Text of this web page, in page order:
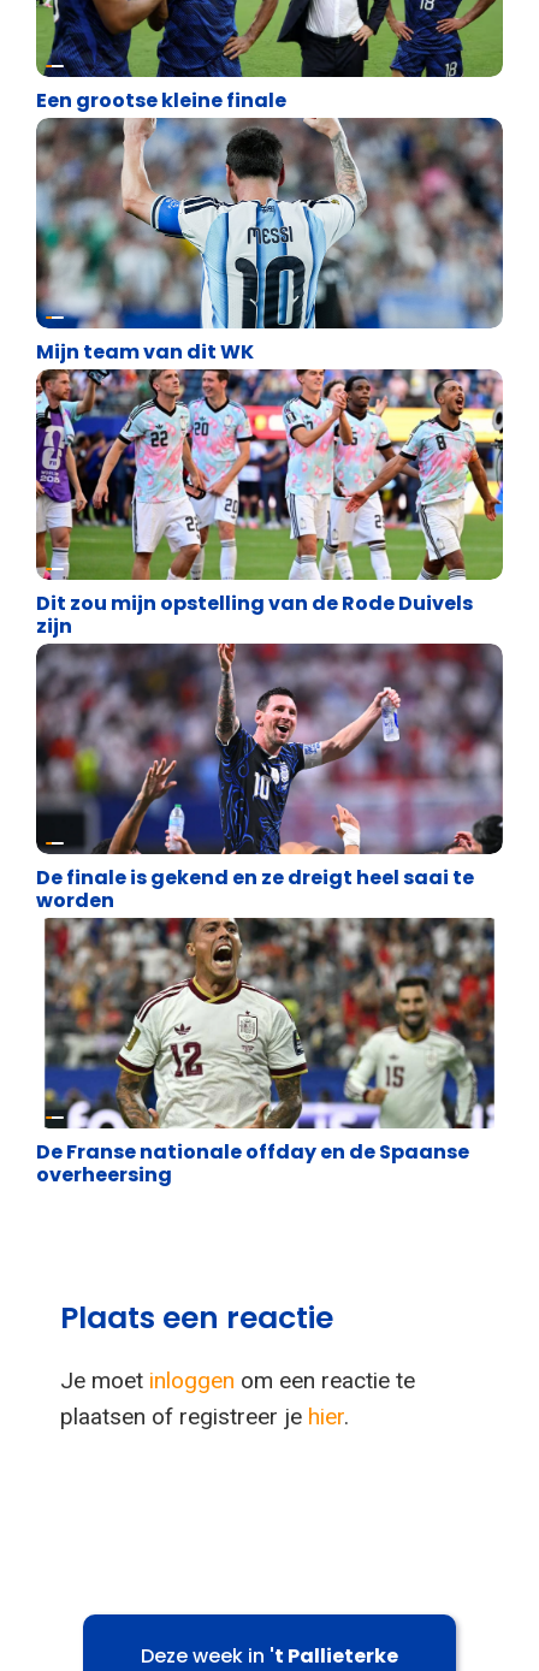
Lifestyle
Een grootse kleine finale
Lifestyle
Mijn team van dit WK
Lifestyle
Dit zou mijn opstelling van de Rode Duivels
zijn
Lifestyle
De finale is gekend en ze dreigt heel saai te
worden
Lifestyle
De Franse nationale offday en de Spaanse
overheersing
Plaats een reactie
Je moet inloggen om een reactie te
plaatsen of registreer je hier.
Deze week in 't Pallieterke